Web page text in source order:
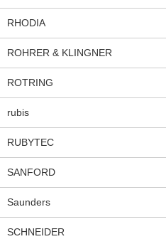
RHODIA
ROHRER & KLINGNER
ROTRING
rubis
RUBYTEC
SANFORD
Saunders
SCHNEIDER